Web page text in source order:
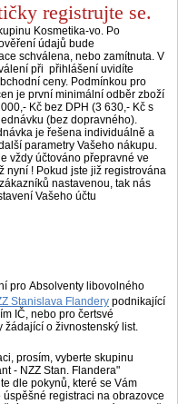
registrujte se.
Kosmetika-vo. Po
údajů bude
schválena, nebo zamítnuta. V
při přihlášení uvidíte
ceny. Podmínkou pro
je první minimální odběr zboží
Kč bez DPH (3 630,- Kč s
(bez dopravného).
je řešena individuálně a
parametry Vašeho nákupu.
vždy účtováno přepravné ve
nyní ! Pokud jste již registrována
nastavenou, tak nás
Vašeho účtu
pro Absolventy libovolného
Stanislava Flandery podnikající
IČ, nebo pro čertsvé
žádající o živnostenský list.
prosím, vyberte skupinu
- NZZ Stan. Flandera"
dle pokynů, které se Vám
úspěšné registraci na obrazovce